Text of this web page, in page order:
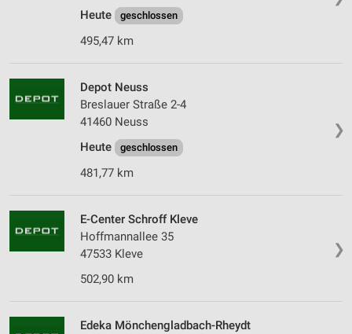
Heute
geschlossen
495,47 km
❯
Depot Neuss
Breslauer Straße 2-4
41460 Neuss
Heute
geschlossen
481,77 km
❯
E-Center Schroff Kleve
Hoffmannallee 35
47533 Kleve
502,90 km
Edeka Mönchengladbach-Rheydt